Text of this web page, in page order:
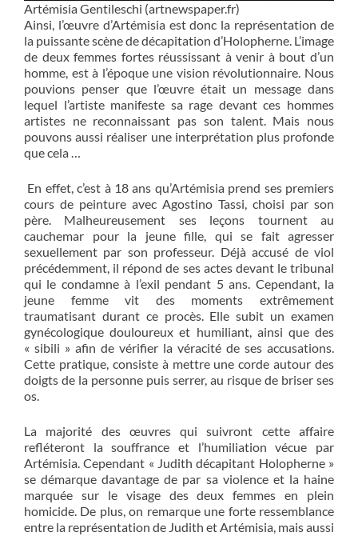
Artémisia Gentileschi (artnewspaper.fr)
Ainsi, l’œuvre d’Artémisia est donc la représentation de
la puissante scène de décapitation d’Holopherne. L’image
de deux femmes fortes réussissant à venir à bout d’un
homme, est à l’époque une vision révolutionnaire. Nous
pouvions penser que l’œuvre était un message dans
lequel l’artiste manifeste sa rage devant ces hommes
artistes ne reconnaissant pas son talent. Mais nous
pouvons aussi réaliser une interprétation plus profonde
que cela …
En effet, c’est à 18 ans qu’Artémisia prend ses premiers
cours de peinture avec Agostino Tassi, choisi par son
père. Malheureusement ses leçons tournent au
cauchemar pour la jeune fille, qui se fait agresser
sexuellement par son professeur. Déjà accusé de viol
précédemment, il répond de ses actes devant le tribunal
qui le condamne à l’exil pendant 5 ans. Cependant, la
jeune femme vit des moments extrêmement
traumatisant durant ce procès. Elle subit un examen
gynécologique douloureux et humiliant, ainsi que des
« sibili » afin de vérifier la véracité de ses accusations.
Cette pratique, consiste à mettre une corde autour des
doigts de la personne puis serrer, au risque de briser ses
os.
La majorité des œuvres qui suivront cette affaire
refléteront la souffrance et l’humiliation vécue par
Artémisia. Cependant « Judith décapitant Holopherne »
se démarque davantage de par sa violence et la haine
marquée sur le visage des deux femmes en plein
homicide. De plus, on remarque une forte ressemblance
entre la représentation de Judith et Artémisia, mais aussi